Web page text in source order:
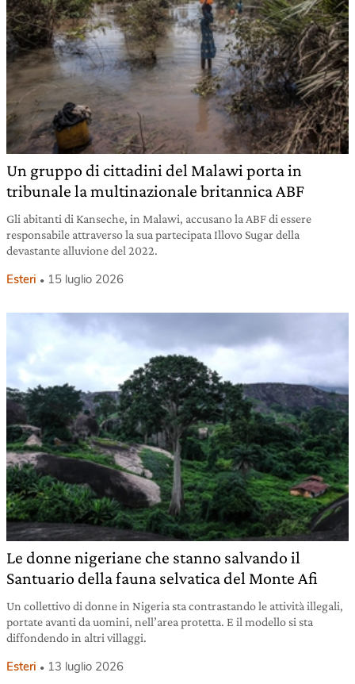
Un gruppo di cittadini del Malawi porta in
tribunale la multinazionale britannica ABF
Gli abitanti di Kanseche, in Malawi, accusano la ABF di essere
responsabile attraverso la sua partecipata Illovo Sugar della
devastante alluvione del 2022.
Esteri 15 luglio 2026
Le donne nigeriane che stanno salvando il
Santuario della fauna selvatica del Monte Afi
Un collettivo di donne in Nigeria sta contrastando le attività illegali,
portate avanti da uomini, nell’area protetta. E il modello si sta
diffondendo in altri villaggi.
Esteri 13 luglio 2026